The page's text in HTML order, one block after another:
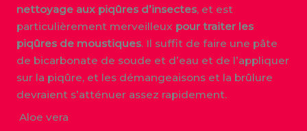
nettoyage aux piqûres d’insectes, et est
particulièrement merveilleux pour traiter les
piqûres de moustiques. Il suffit de faire une pâte
de bicarbonate de soude et d’eau et de l’appliquer
sur la piqûre, et les démangeaisons et la brûlure
devraient s’atténuer assez rapidement.
Aloe vera